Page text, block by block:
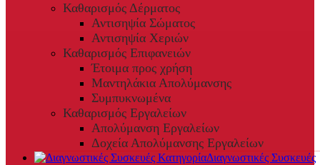
Καθαρισμός Δέρματος
Αντισηψία Σώματος
Αντισηψία Χεριών
Καθαρισμός Επιφανειών
Έτοιμα προς χρήση
Μαντηλάκια Απολύμανσης
Συμπυκνωμένα
Καθαρισμός Εργαλείων
Απολύμανση Εργαλείων
Δοχεία Απολύμανσης Εργαλείων
Διαγνωστικές Συσκευές